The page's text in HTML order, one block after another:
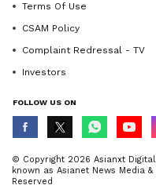
Terms Of Use
CSAM Policy
Complaint Redressal - TV
Investors
FOLLOW US ON
© Copyright 2026 Asianxt
known as Asianet News Media
Reserved